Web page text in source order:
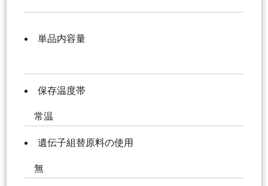
単品内容量
保存温度帯
常温
遺伝子組替原料の使用
無